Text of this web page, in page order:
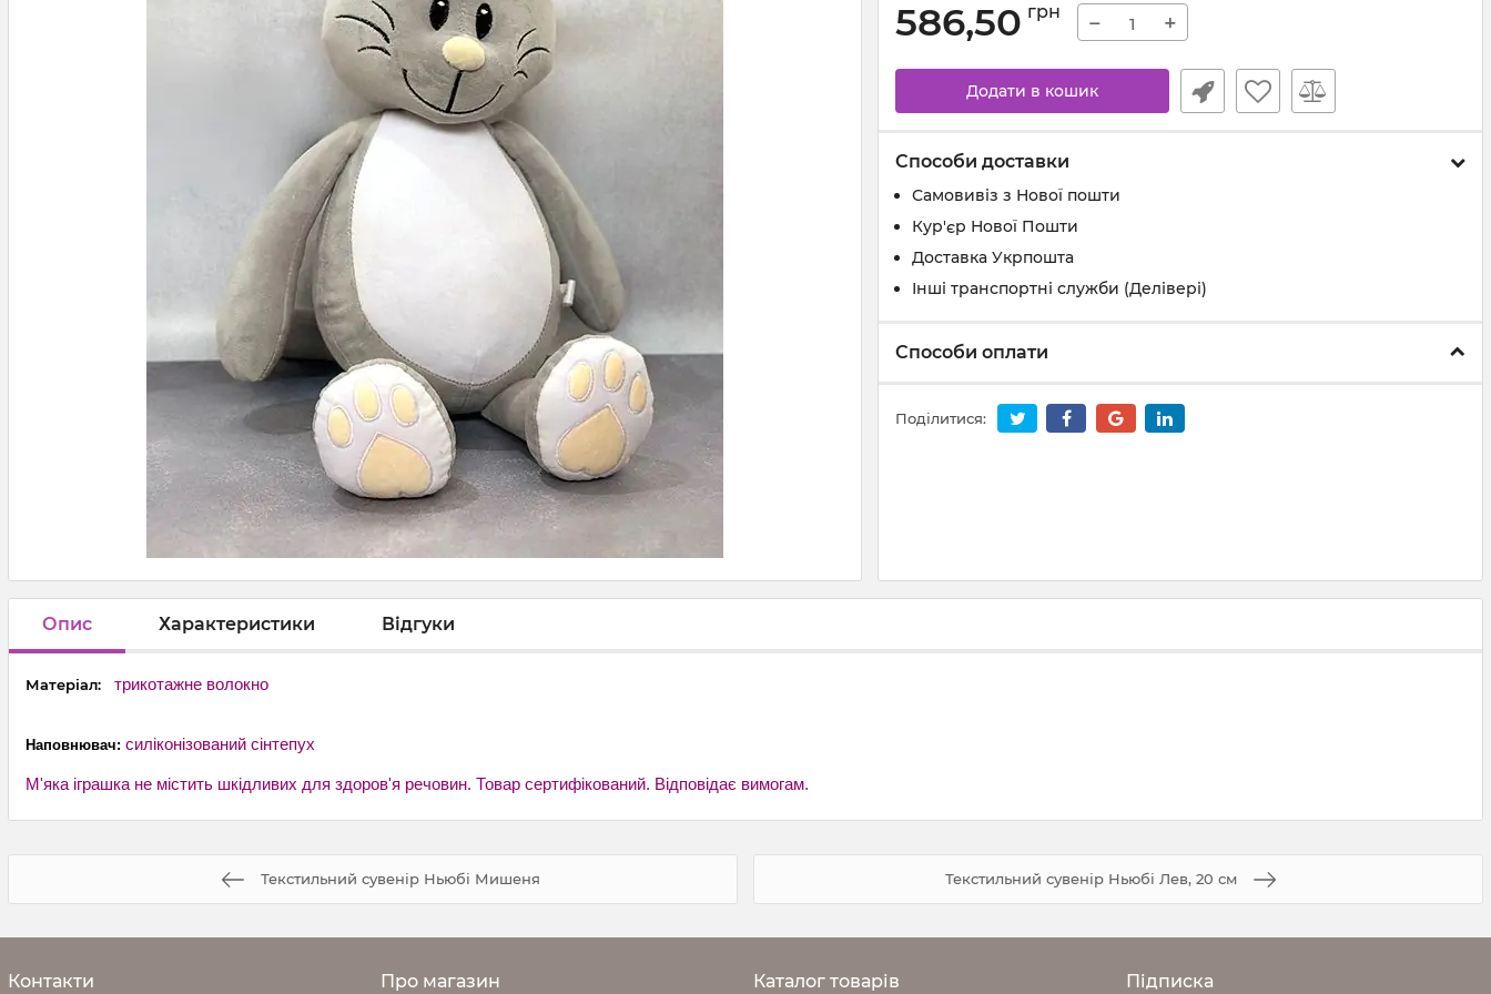
586,50 грн − +
Додати в кошик
Способи доставки
Самовивіз з Нової пошти
Кур'єр Нової Пошти
Доставка Укрпошта
Інші транспортні служби (Делівері)
Способи оплати
Поділитися:
Опис Характеристики Відгуки
Матеріал: трикотажне волокно
Наповнювач: силіконізований сінтепух
М'яка іграшка не містить шкідливих для здоров'я речовин. Товар сертифікований. Відповідає вимогам.
Текстильний сувенір Ньюбі Мишеня Текстильний сувенір Ньюбі Лев, 20 см
Контакти Про магазин Каталог товарів Підписка